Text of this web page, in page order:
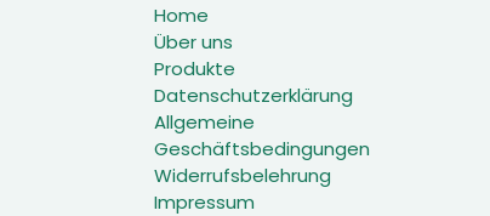
Home
Über uns
Produkte
Datenschutzerklärung
Allgemeine
Geschäftsbedingungen
Widerrufsbelehrung
Impressum